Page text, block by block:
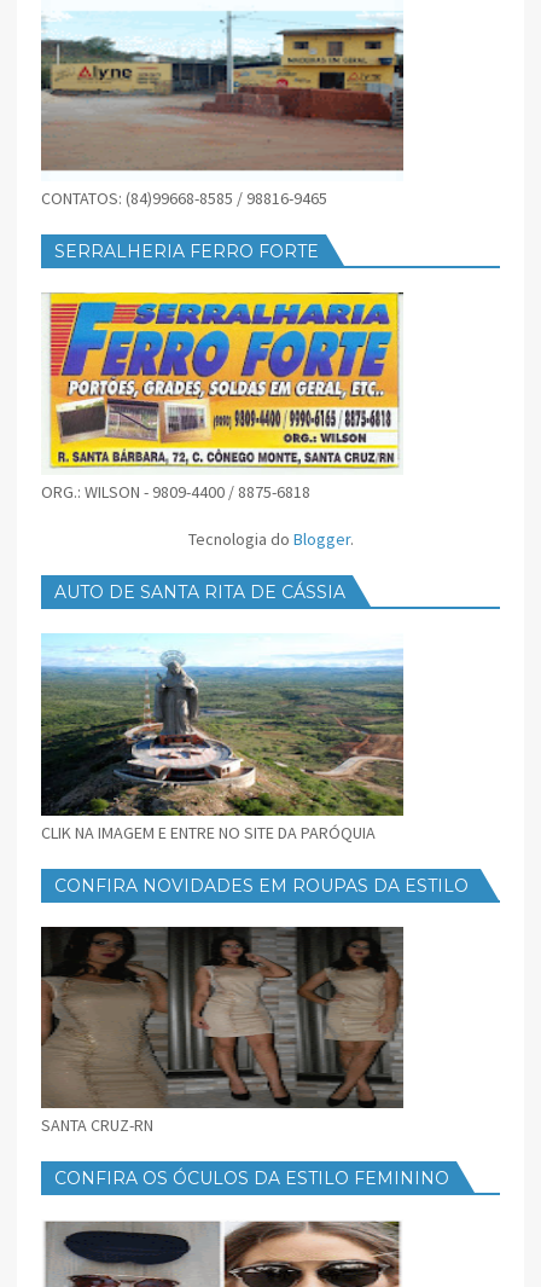
CONTATOS: (84)99668-8585 / 98816-9465
SERRALHERIA FERRO FORTE
ORG.: WILSON - 9809-4400 / 8875-6818
Tecnologia do Blogger.
AUTO DE SANTA RITA DE CÁSSIA
CLIK NA IMAGEM E ENTRE NO SITE DA PARÓQUIA
CONFIRA NOVIDADES EM ROUPAS DA ESTILO
SANTA CRUZ-RN
CONFIRA OS ÓCULOS DA ESTILO FEMININO